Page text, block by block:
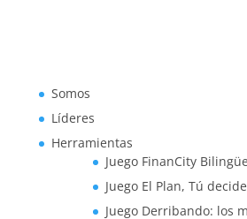
Somos
Líderes
Herramientas
Juego FinanCity Bilingüe
Juego El Plan, Tú
Juego Derribando: los